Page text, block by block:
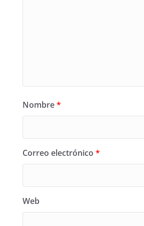
Nombre*
Correo electrónico *
Web